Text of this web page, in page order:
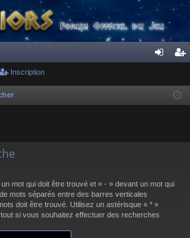
cri
Inscription
mot qui doit être trouvé et « - » devant un mot qui
mots séparés entre des barres verticales
doit être trouvé. Utilisez un astérisque « * »
si vous souhaitez effectuer des recherches